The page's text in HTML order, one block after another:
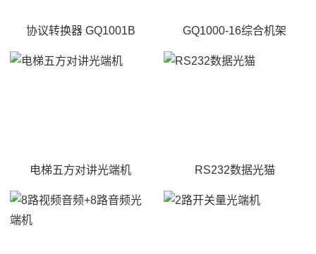
协议转换器 GQ1001B GQ1000-16综合机架
电梯五方对讲光端机 RS232数据光猫